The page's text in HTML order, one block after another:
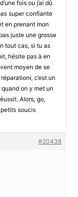
fois ou j’ai dû
super confiante
en prenant mon
juste une grosse
tout cas, si tu as
hésite pas à en
moyen de se
c’est un
on y met un
Alors, go,
soucis
#20438